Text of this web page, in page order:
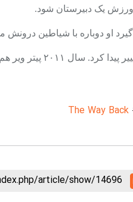
ورزش یک دبیرستان شود.
او دوباره با شیاطین درونش
فیلمی به همین نام ساخته بود.
The Way Back
article/show/14696